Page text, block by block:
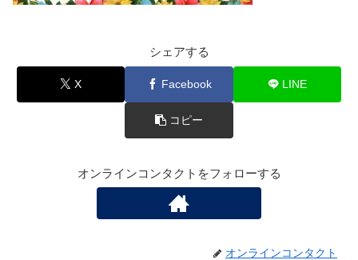
シェアする
X Facebook LINE
コピー
オンラインコンタクトをフォローする
オンラインコンタクト